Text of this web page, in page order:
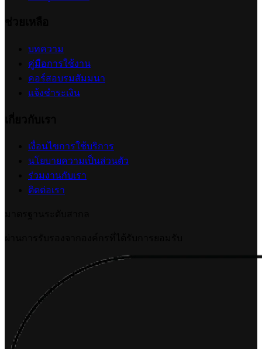
Organic Search คืออะไร? เข้าใจการค้นหาแบบธรรมชาติ
พร้อมเกณฑ์จัดอันดับของ Google